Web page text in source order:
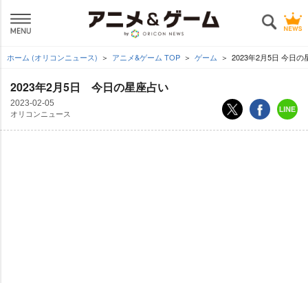
ホーム (オリコンニュース) アニメ&ゲーム TOP ゲーム 2023年2月5日 今日の
2023年2月5日 今日の星座占い
2023-02-05
オリコンニュース